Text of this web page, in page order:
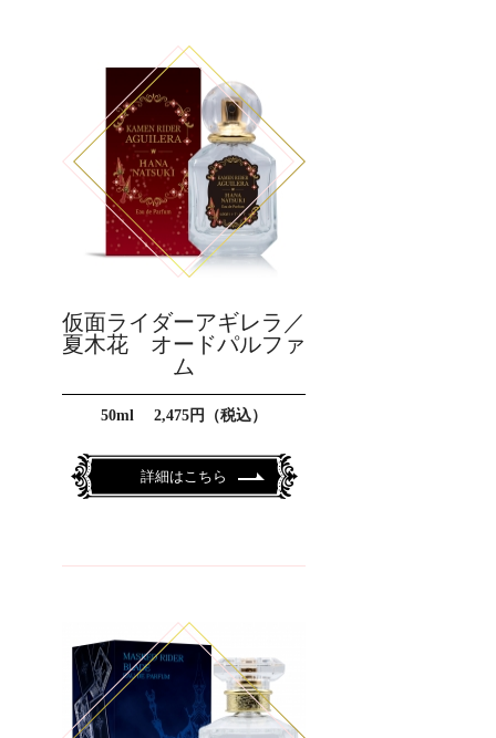
仮面ライダーアギレラ／
夏木花 オードパルファ
ム
50ml 2,475円（税込）
詳細はこちら